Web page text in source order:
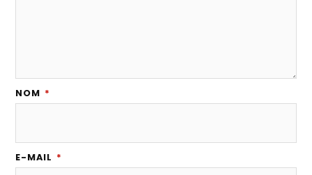
NOM *
E-MAIL *